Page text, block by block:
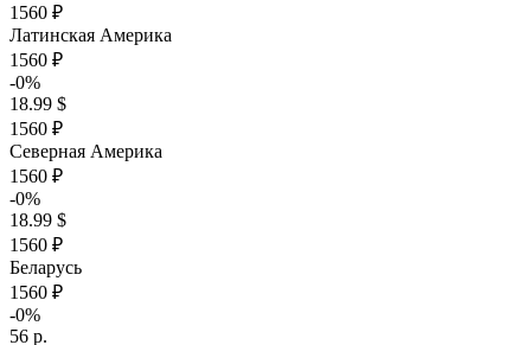
1560 ₽
Латинская Америка
1560 ₽
-0%
18.99 $
1560 ₽
Северная Америка
1560 ₽
-0%
18.99 $
1560 ₽
Беларусь
1560 ₽
-0%
56 р.